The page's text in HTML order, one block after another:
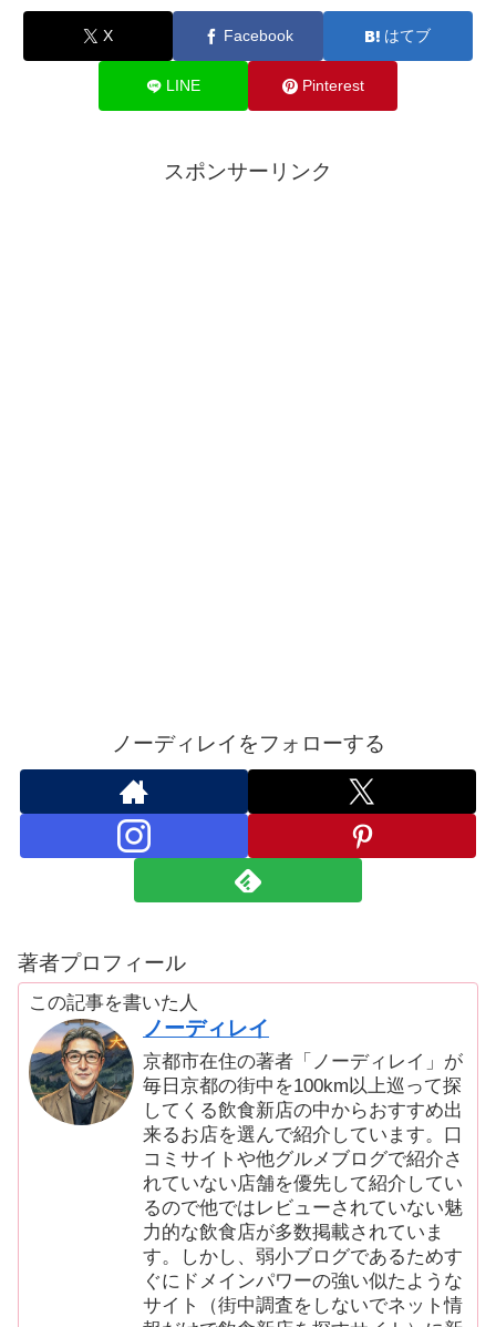
X Facebook はてブ
LINE Pinterest
スポンサーリンク
ノーディレイをフォローする
著者プロフィール
この記事を書いた人
ノーディレイ
京都市在住の著者「ノーディレイ」が
毎日京都の街中を100km以上巡って探
してくる飲食新店の中からおすすめ出
来るお店を選んで紹介しています。口
コミサイトや他グルメブログで紹介さ
れていない店舗を優先して紹介してい
るので他ではレビューされていない魅
力的な飲食店が多数掲載されていま
す。しかし、弱小ブログであるためす
ぐにドメインパワーの強い似たような
サイト（街中調査をしないでネット情